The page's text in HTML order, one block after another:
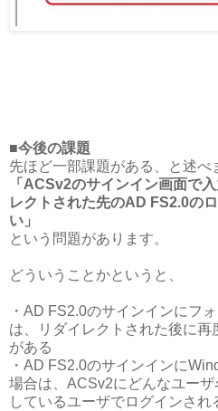
■今後の課題
先ほど一部課題がある、と述べ
「ACSv2のサインイン画面で
レクトされた先のAD FS2.0の
い」
という問題があります。
どういうことかというと、
・AD FS2.0のサインインにフ
は、リダイレクトされた後に
がある
・AD FS2.0のサインインに
場合は、ACSv2にどんなユー
しているユーザでログインされ